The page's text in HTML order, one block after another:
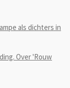
als dichters in
Over 'Rouw